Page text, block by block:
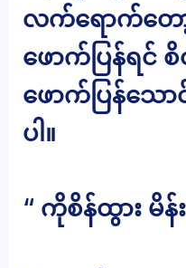
လက်ရောက်တော့
ဖောက်ပြန်ရင်
ဖောက်ပြန်သော
ပါ။
“ ကိုစိန်ထွား မိ